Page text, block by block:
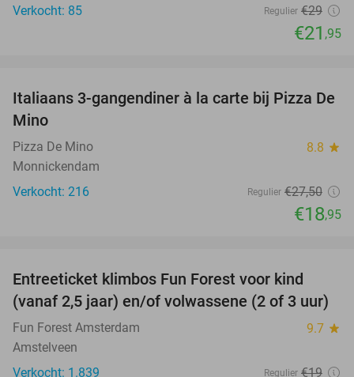
Verkocht: 85 Regulier €29
€21 ,95
31%
Italiaans 3-gangendiner à la carte bij Pizza De
Mino
Pizza De Mino 8.8 star
Monnickendam
Verkocht: 216
Regulier €27,50
€18,95
Entreeticket klimbos Fun Forest voor kind
(vanaf 2,5 jaar) en/of volwassene (2 of 3 uur)
Fun Forest Amsterdam 9.7 star
Amstelveen
Verkocht: 1.839
Regulier €19